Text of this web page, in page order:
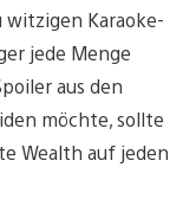
witzigen Karaoke-
jede Menge
aus den
möchte, sollte
Wealth auf jeden